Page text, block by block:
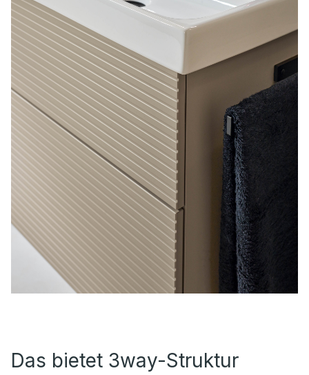
Das bietet 3way-Struktur